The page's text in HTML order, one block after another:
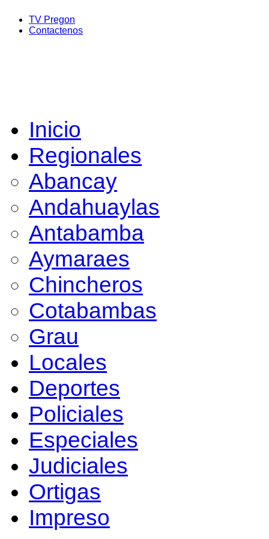
TV Pregon
Contactenos
Inicio
Regionales
Abancay
Andahuaylas
Antabamba
Aymaraes
Chincheros
Cotabambas
Grau
Locales
Deportes
Policiales
Especiales
Judiciales
Ortigas
Impreso